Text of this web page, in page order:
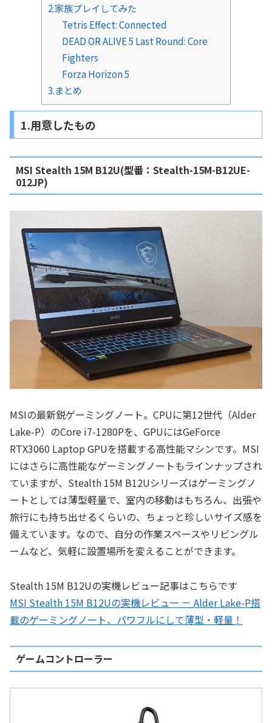
2.家族プレイしてみた
Tetris Effect: Connected
DEAD OR ALIVE 5 Last Round: Core
Fighters
Forza Horizon 5
3.まとめ
1.用意したもの
MSI Stealth 15M B12U(型番：Stealth-15M-B12UE-
012JP)
MSIの最新鋭ゲーミングノート。CPUに第12世代（Alder
Lake-P）のCore i7-1280Pを、GPUにはGeForce
RTX3060 Laptop GPUを搭載する高性能マシンです。MSI
にはさらに高性能なゲーミングノートもラインナップされ
ていますが、Stealth 15M B12Uシリーズはゲーミングノ
ートとしては薄型軽量で、室内の移動はもちろん、出張や
旅行にも持ち出せるくらいの、ちょっと珍しいサイズ感を
備えています。なので、自分の作業スペースやリビングル
ームなど、気軽に設置場所を変えることができます。
Stealth 15M B12Uの実機レビュー記事はこちらです
MSI Stealth 15M B12Uの実機レビュー － Alder Lake-P搭
載のゲーミングノート、パワフルにして薄型・軽量！
ゲームコントローラー